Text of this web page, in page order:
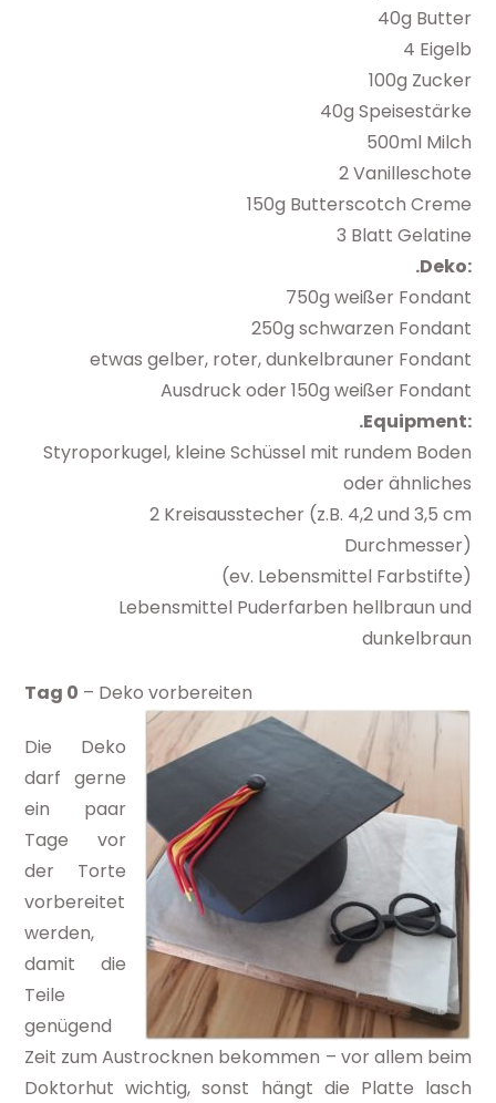
40g Butter
4 Eigelb
100g Zucker
40g Speisestärke
500ml Milch
2 Vanilleschote
150g Butterscotch Creme
3 Blatt Gelatine
.Deko:
750g weißer Fondant
250g schwarzen Fondant
etwas gelber, roter, dunkelbrauner Fondant
Ausdruck oder 150g weißer Fondant
.Equipment:
Styroporkugel, kleine Schüssel mit rundem Boden
oder ähnliches
2 Kreisausstecher (z.B. 4,2 und 3,5 cm
Durchmesser)
(ev. Lebensmittel Farbstifte)
Lebensmittel Puderfarben hellbraun und
dunkelbraun
Tag 0 – Deko vorbereiten
Die Deko
darf gerne
ein paar
Tage vor
der Torte
vorbereitet
werden,
damit die
Teile
genügend
Zeit zum Austrocknen bekommen – vor allem beim
Doktorhut wichtig, sonst hängt die Platte lasch